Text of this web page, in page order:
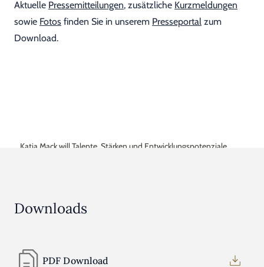
Aktuelle Pressemitteilungen, zusätzliche Kurzmeldungen
sowie Fotos finden Sie in unserem Presseportal zum
Download.
Katja Mack will Talente, Stärken und Entwicklungspotenziale
Downloads
PDF Download